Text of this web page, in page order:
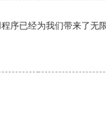
序已经为我们带来了无